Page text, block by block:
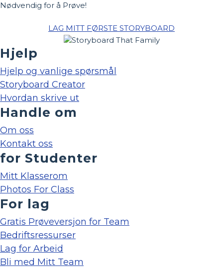
Nødvendig for å Prøve!
LAG MITT FØRSTE STORYBOARD
Hjelp
Hjelp og vanlige spørsmål
Storyboard Creator
Hvordan skrive ut
Handle om
Om oss
Kontakt oss
for Studenter
Mitt Klasserom
Photos For Class
For lag
Gratis Prøveversjon for Team
Bedriftsressurser
Lag for Arbeid
Bli med Mitt Team